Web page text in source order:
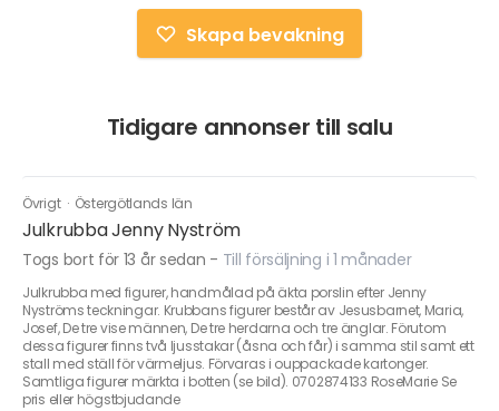
Skapa bevakning
Tidigare annonser till salu
Övrigt · Östergötlands län
Julkrubba Jenny Nyström
Togs bort för 13 år sedan - Till försäljning i 1 månader
Julkrubba med figurer, handmålad på äkta porslin efter Jenny
Nyströms teckningar. Krubbans figurer består av Jesusbarnet, Maria,
Josef, De tre vise männen, De tre herdarna och tre änglar. Förutom
dessa figurer finns två ljusstakar (åsna och får) i samma stil samt ett
stall med ställ för värmeljus. Förvaras i ouppackade kartonger.
Samtliga figurer märkta i botten (se bild). 0702874133 RoseMarie Se
pris eller högstbjudande